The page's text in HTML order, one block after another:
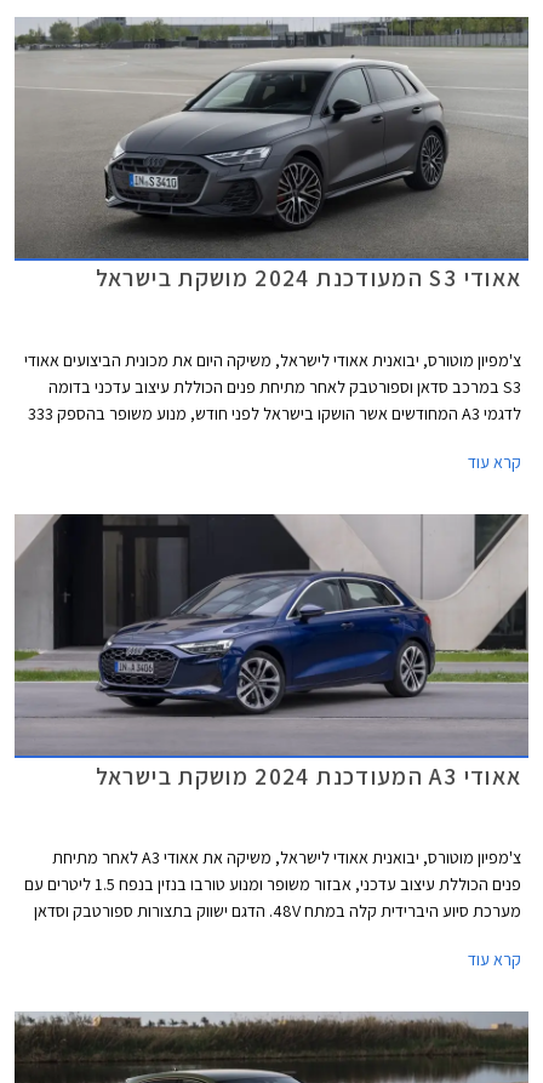
אאודי S3 המעודכנת 2024 מושקת בישראל
צ'מפיון מוטורס, יבואנית אאודי לישראל, משיקה היום את מכונית הביצועים אאודי
S3 במרכב סדאן וספורטבק לאחר מתיחת פנים הכוללת עיצוב עדכני בדומה
לדגמי A3 המחודשים אשר הושקו בישראל לפני חודש, מנוע משופר בהספק 333
קרא עוד
אאודי A3 המעודכנת 2024 מושקת בישראל
צ'מפיון מוטורס, יבואנית אאודי לישראל, משיקה את אאודי A3 לאחר מתיחת
פנים הכוללת עיצוב עדכני, אבזור משופר ומנוע טורבו בנזין בנפח 1.5 ליטרים עם
מערכת סיוע היברידית קלה במתח 48V. הדגם ישווק בתצורות ספורטבק וסדאן
פנאי שטח, לא מגיעה לישראל בשלב זה.
קרא עוד